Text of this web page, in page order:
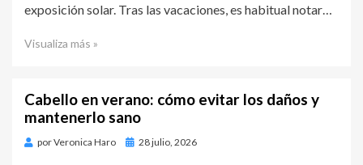
exposición solar. Tras las vacaciones, es habitual notar…
Visualiza más »
Cabello en verano: cómo evitar los daños y
mantenerlo sano
porVeronica Haro
Publicado
28 julio, 2026